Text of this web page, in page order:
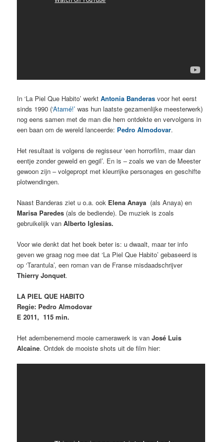
In ‘La Piel Que Habito’ werktAntonia Banderas voor het eerst
sinds 1990 (‘Atamé!’ was hun laatste gezamenlijke meesterwerk)
nog eens samen met de man die hem ontdekte en vervolgens in
een baan om de wereld lanceerde: Pedro Almodovar.
Het resultaat is volgens de regisseur ‘een horrorfilm, maar dan
eentje zonder geweld en gegil’. En is – zoals we van de Meester
gewoon zijn – volgepropt met kleurrijkepersonages en geschifte
plotwendingen.
Naast Banderas ziet u o.a. ook Elena Anaya (als Anaya) en
Marisa Paredes (als de bediende). De muziek is zoals
gebruikelijk van Alberto Iglesias.
Voor wie denkt dat het boek beter is: u dwaalt, maar ter info
geven we graag nog mee dat ‘La Piel Que Habito’ gebaseerd is
op ‘Tarantula’, een roman van de Franse misdaadschrijver
Thierry Jonquet.
LA PIEL QUE HABITO
Regie: Pedro Almodovar
E 2011, 115 min.
Het adembenemend mooie camerawerk is vanJosé Luis
Alcaine. Ontdek de mooiste shots uit de film hier: